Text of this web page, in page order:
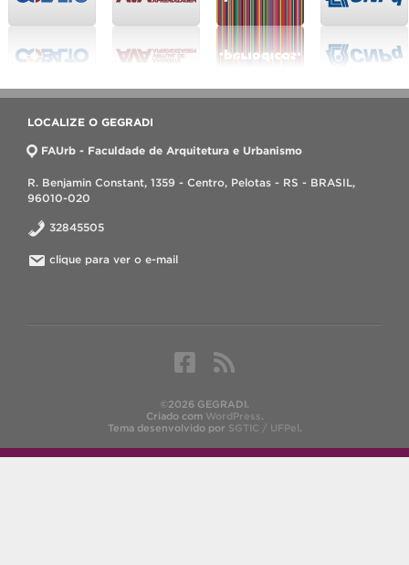
LOCALIZE O GEGRADI
FAUrb - Faculdade de Arquitetura e Urbanismo
R. Benjamin Constant, 1359 - Centro, Pelotas - RS - BRASIL,
96010-020
32845505
clique para ver o e-mail
©2026 GEGRADI.
Criado com WordPress.
Tema desenvolvido por SGTIC / UFPel.